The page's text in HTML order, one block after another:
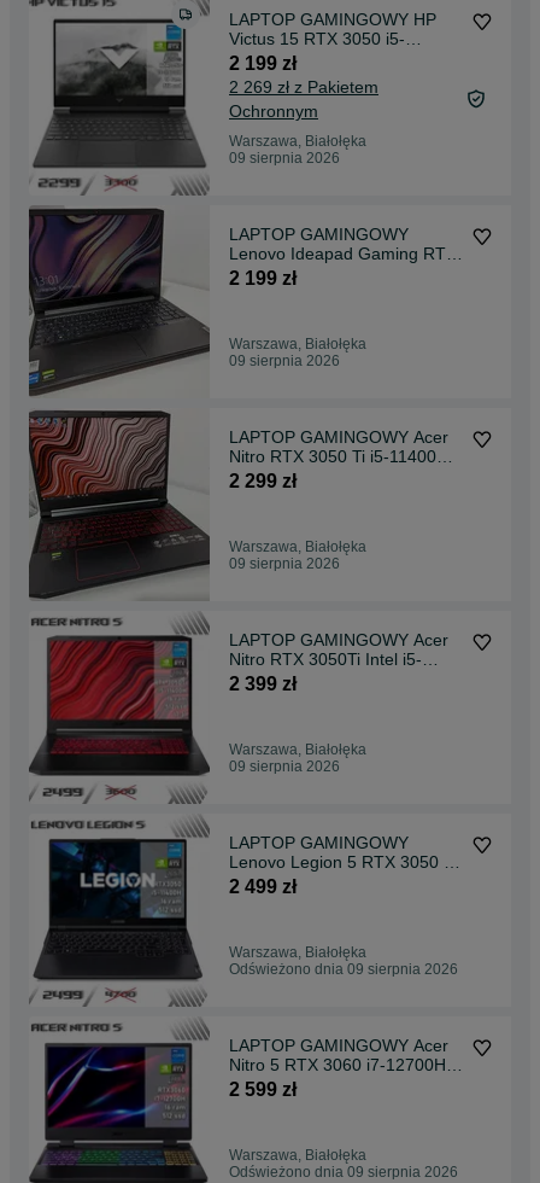
LAPTOP GAMINGOWY HP
Victus 15 RTX 3050 i5-
11400H komputer
2 199 zł
2 269 zł z Pakietem
Ochronnym
Warszawa, Białołęka
09 sierpnia 2026
LAPTOP GAMINGOWY
Lenovo Ideapad Gaming RTX
3050 i5-11320H 120 hz
2 199 zł
Warszawa, Białołęka
09 sierpnia 2026
LAPTOP GAMINGOWY Acer
Nitro RTX 3050 Ti i5-11400H
144hz Komputer
2 299 zł
Warszawa, Białołęka
09 sierpnia 2026
LAPTOP GAMINGOWY Acer
Nitro RTX 3050Ti Intel i5-
11400H 144hz
2 399 zł
Warszawa, Białołęka
09 sierpnia 2026
LAPTOP GAMINGOWY
Lenovo Legion 5 RTX 3050 i5-
11400H 165 hz
2 499 zł
Warszawa, Białołęka
Odświeżono dnia 09 sierpnia 2026
LAPTOP GAMINGOWY Acer
Nitro 5 RTX 3060 i7-12700H
144 hz
2 599 zł
Warszawa, Białołęka
Odświeżono dnia 09 sierpnia 2026